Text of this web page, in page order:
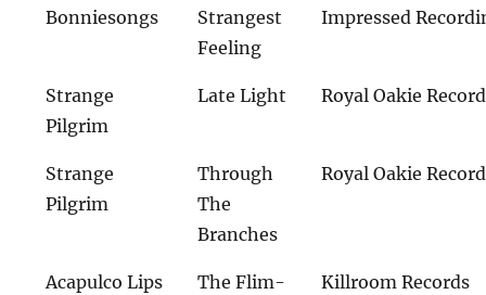
Bonniesongs
Strangest
Feeling
Impressed
Strange
Pilgrim
Late Light Royal Oakie
Strange
Pilgrim
Through
The
Branches
Royal Oakie
Acapulco Lips
The Flim-
Killroom Records